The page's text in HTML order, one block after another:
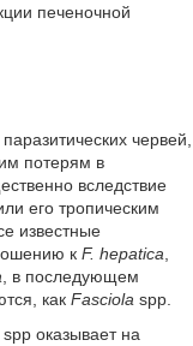
печеночной
червей,
потерям в
вследствие
его тропическим
известные
к F. hepatica
, в последующем
как Fasciola spp.
spp оказывает на